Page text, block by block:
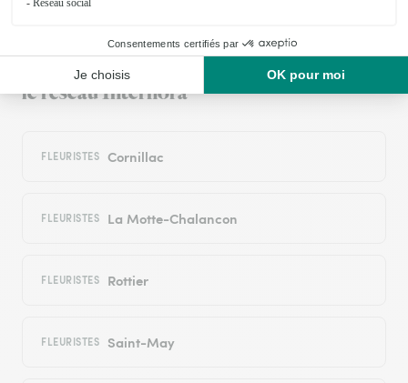
et autour : les villes proches couvertes par
le réseau Interflora
FLEURISTES Cornillac
FLEURISTES La Motte-Chalancon
FLEURISTES Rottier
FLEURISTES Saint-May